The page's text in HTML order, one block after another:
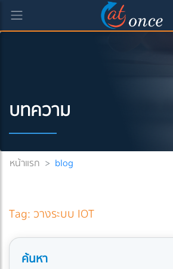
บทความ
หน้าแรก > blog
Tag: วางระบบ IOT
ค้นหา